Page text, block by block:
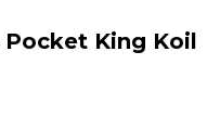
Pocket King Koil